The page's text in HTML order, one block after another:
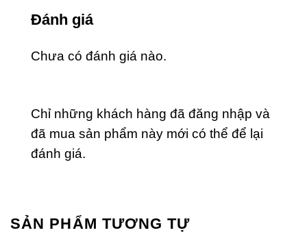
Đánh giá
Chưa có đánh giá nào.
Chỉ những khách hàng đã đăng nhập và
đã mua sản phẩm này mới có thể để lại
đánh giá.
SẢN PHẨM TƯƠNG TỰ